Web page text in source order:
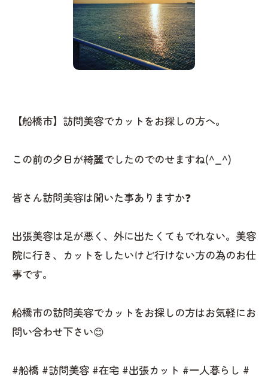
【船橋市】訪問美容でカットをお探しの方へ。
この前の夕日が綺麗でしたのでのせますね(^_^)
皆さん訪問美容は聞いた事ありますか❓
出張美容は足が悪く、外に出たくてもでれない。美容
院に行き、カットをしたいけど行けない方の為のお仕
事です。
船橋市の訪問美容でカットをお探しの方はお気軽にお
問い合わせ下さい😊
#船橋 #訪問美容 #在宅 #出張カット #一人暮らし #